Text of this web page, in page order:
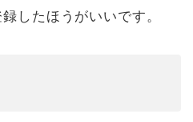
したほうがいいです。